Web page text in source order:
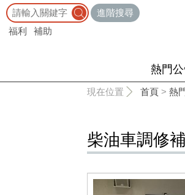
進階搜尋
福利
補助
熱門
現在位置 首頁 > 熱
柴油車調修